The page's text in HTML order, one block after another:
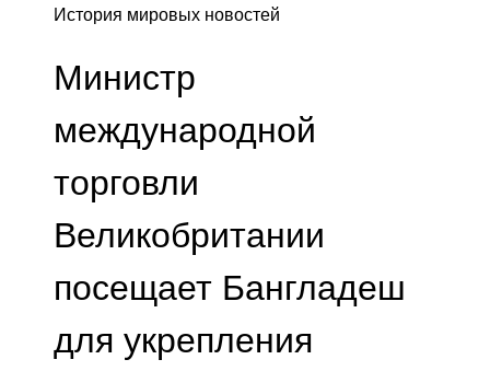
История мировых новостей
Министр
международной
торговли
Великобритании
посещает Бангладеш
для укрепления